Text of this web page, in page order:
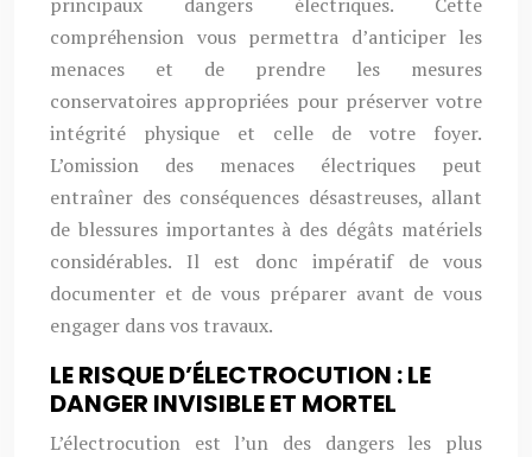
compréhension vous permettra d’anticiper les
menaces et de prendre les mesures
conservatoires appropriées pour préserver votre
intégrité physique et celle de votre foyer.
L’omission des menaces électriques peut
entraîner des conséquences désastreuses, allant
de blessures importantes à des dégâts matériels
considérables. Il est donc impératif de vous
documenter et de vous préparer avant de vous
engager dans vos travaux.
LE RISQUE D’ÉLECTROCUTION : LE
DANGER INVISIBLE ET MORTEL
L’électrocution est l’un des dangers les plus